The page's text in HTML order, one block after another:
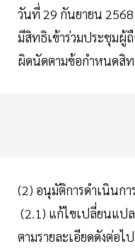
วันที่ 29 กันยายน
มีสิทธิเข้าร่วมประชุมผู้
ผิดนัดตามข้อกำหนดสิ
(2) อนุมัติการดำเนินกา
(2.1) แก้ไขเปลี่ยนแปล
ตามรายละเอียดดังต่อไ